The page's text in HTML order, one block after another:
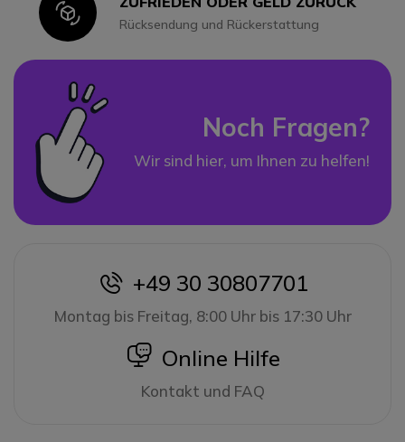
IconRücksendung und Rückerstattung
Noch Fragen?
Wir sind hier, um Ihnen zu helfen!
icon
+49 30 30807701
Montag bis Freitag, 8:00 Uhr bis 17:30 Uhr
icon
Online Hilfe
Kontakt und FAQ